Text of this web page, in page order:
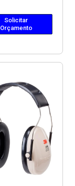
Solicitar
Orçamento